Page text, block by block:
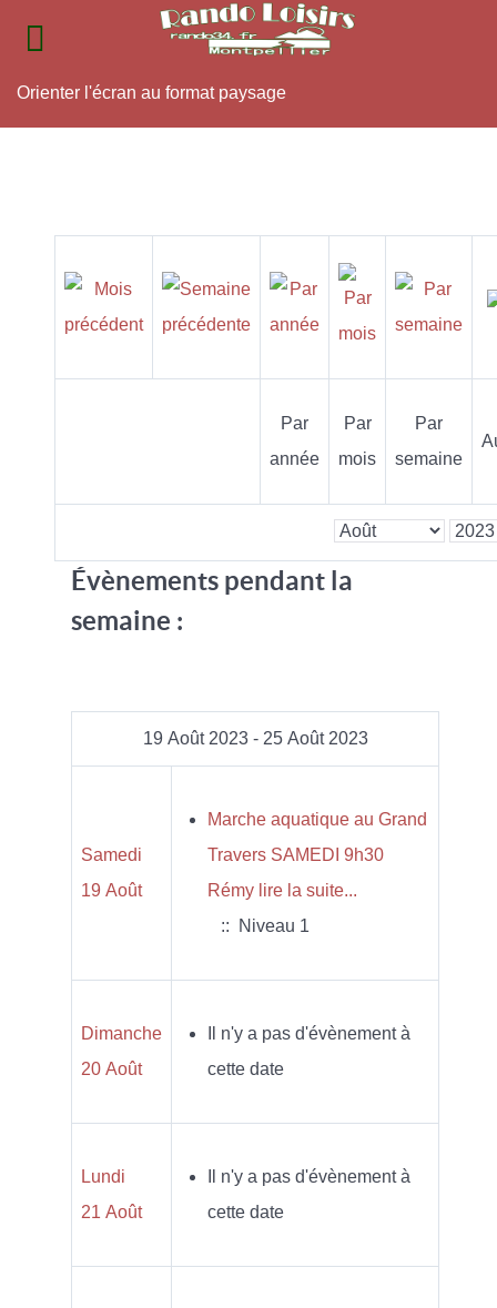
Orienter l'écran au format paysage
Par
année
Par
mois
Par
semaine
Évènements pendant la
semaine :
19 Août 2023 - 25 Août 2023
Samedi
19 Août
Marche aquatique au Grand
Travers SAMEDI 9h30
Rémy lire la suite...
:: Niveau 1
Dimanche
20 Août
Il n'y a pas d'évènement à
cette date
Lundi
21 Août
Il n'y a pas d'évènement à
cette date